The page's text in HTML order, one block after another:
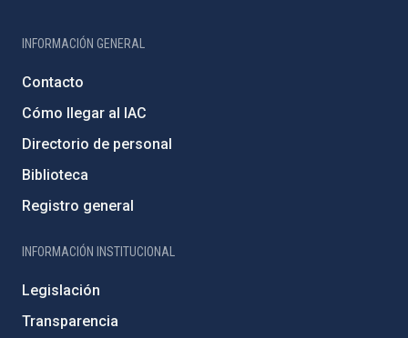
INFORMACIÓN GENERAL
Contacto
Cómo llegar al IAC
Directorio de personal
Biblioteca
Registro general
INFORMACIÓN INSTITUCIONAL
Legislación
Transparencia